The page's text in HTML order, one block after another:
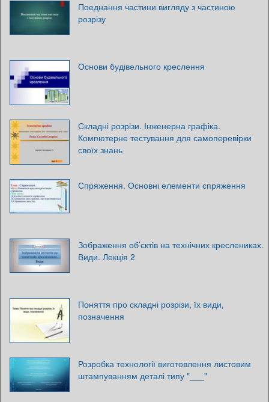
Поеднання частини вигляду з частиною
розрізу
Основи будівельного креслення
Складні розрізи. Інженерна графіка.
Компютерне тестування для самоперевірки
своїх знань
Спряження. Основні елементи спряження
Зображення об’єктів на технічних креслениках.
Види. Лекція 2
Поняття про складні розрізи, їх види,
позначення
Розробка технології виготовлення листовим
штампуванням деталі типу "___"